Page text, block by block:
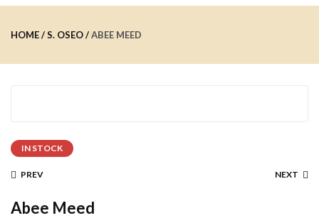
HOME S. OSEO ABEE MEED
IN STOCK
PREV NEXT
Abee Meed